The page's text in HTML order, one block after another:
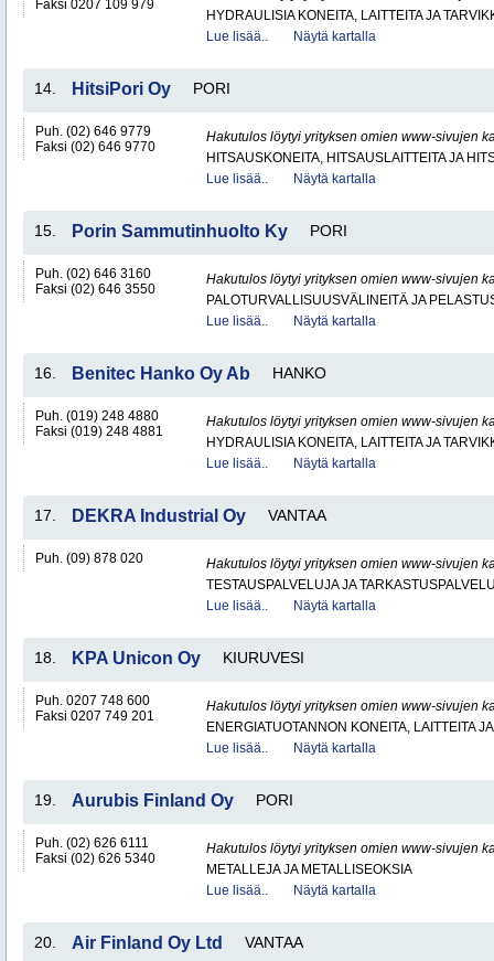
Faksi 0207 109 979
HYDRAULISIA KONEITA, LAITTEITA JA
Lue lisää..
Näytä kartalla
14. HitsiPori Oy PORI
Puh. (02) 646 9779
Faksi (02) 646 9770
Hakutulos löytyi yrityksen omien www-sivujen
HITSAUSKONEITA, HITSAUSLAITTEITA JA
Lue lisää..
Näytä kartalla
15. Porin Sammutinhuolto Ky PORI
Puh. (02) 646 3160
Faksi (02) 646 3550
Hakutulos löytyi yrityksen omien www-sivujen
PALOTURVALLISUUSVÄLINEITÄ JA
Lue lisää..
Näytä kartalla
16. Benitec Hanko Oy Ab HANKO
Puh. (019) 248 4880
Faksi (019) 248 4881
Hakutulos löytyi yrityksen omien www-sivujen
HYDRAULISIA KONEITA, LAITTEITA JA
Lue lisää..
Näytä kartalla
17. DEKRA Industrial Oy VANTAA
Puh. (09) 878 020
Hakutulos löytyi yrityksen omien www-sivujen
TESTAUSPALVELUJA JA
Lue lisää..
Näytä kartalla
18. KPA Unicon Oy KIURUVESI
Puh. 0207 748 600
Faksi 0207 749 201
Hakutulos löytyi yrityksen omien www-sivujen
ENERGIATUOTANNON KONEITA, LAITTEITA
Lue lisää..
Näytä kartalla
19. Aurubis Finland Oy PORI
Puh. (02) 626 6111
Faksi (02) 626 5340
Hakutulos löytyi yrityksen omien www-sivujen
METALLEJA JA METALLISEOKSIA
Lue lisää..
Näytä kartalla
20. Air Finland Oy Ltd VANTAA